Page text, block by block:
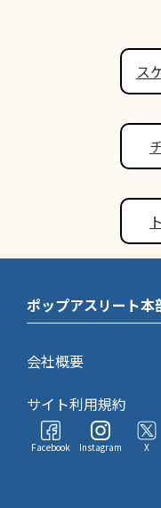
ス
ポップアスリート本
会社概要
サイト利用規約
Facebook Instagram X